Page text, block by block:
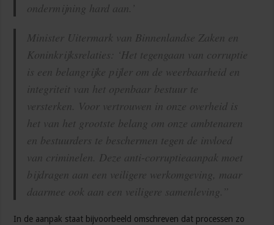
ondermijning hard aan.’
Minister Uitermark van Binnenlandse Zaken en
Koninkrijksrelaties: ‘Het tegengaan van corruptie
is een belangrijke pijler om de weerbaarheid en
integriteit van het openbaar bestuur te
versterken. Voor vertrouwen in onze overheid is
het van het grootste belang om onze ambtenaren
en bestuurders te beschermen tegen de invloed
van criminelen. Deze anti-corruptieaanpak moet
bijdragen aan een veiligere werkomgeving, maar
daarmee ook aan een veiligere samenleving.”
In de aanpak staat bijvoorbeeld omschreven dat processen zo